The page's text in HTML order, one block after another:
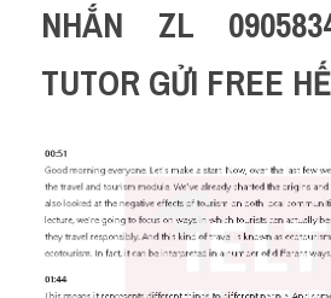
NHẮN ZL
TUTOR GỬI FREE